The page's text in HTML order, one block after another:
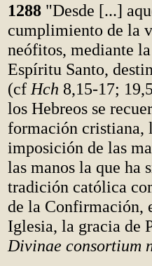
1288 "Desde [...]
cumplimiento de la
neófitos, mediante
Espíritu Santo,
(cf Hch 8,15-17;
los Hebreos se
formación cristiana,
imposición de las
las manos la que ha
tradición católica
de la Confirmación,
Iglesia, la gracia de
Divinae consortium